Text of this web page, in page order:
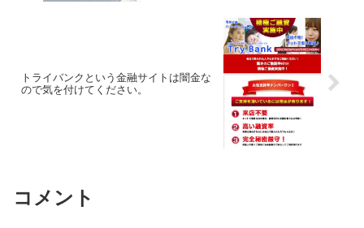
トライバンクという金融サイトは闇金な
ので気を付けてください。
コメント